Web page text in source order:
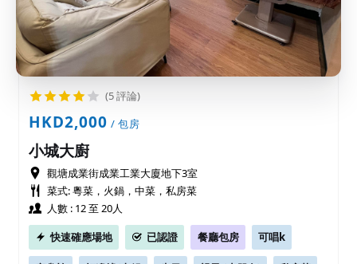
(5 評論)
HKD2,000 / 包房
小城大廚
觀塘成業街成業工業大廈地下3室
菜式: 粵菜，火鍋，中菜，私房菜
人數 : 12 至 20人
快速確應場地
已認證 餐廳包房 可唱k